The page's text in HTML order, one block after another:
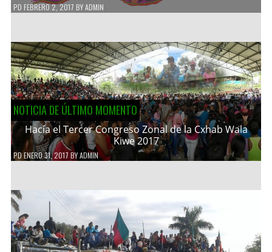
PD FEBRERO 2, 2017 BYADMIN
NOTICIA DE ÚLTIMO MOMENTO
Hacía el Tercer Congreso Zonal de la Cxhab Wala
Kiwe 2017
PDENERO 31, 2017 BYADMIN